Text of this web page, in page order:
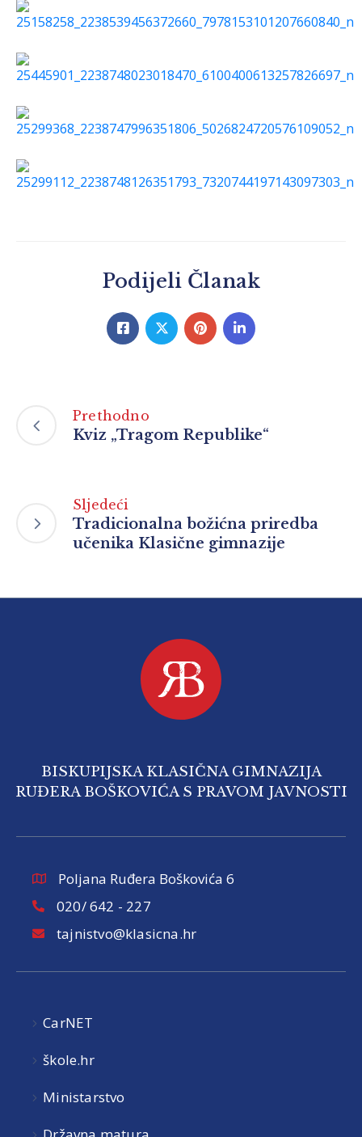
Podijeli Članak
Prethodno
Kviz „Tragom Republike“
Sljedeći
Tradicionalna božićna priredba
učenika Klasične gimnazije
BISKUPIJSKA KLASIČNA GIMNAZIJA
RUĐERA BOŠKOVIĆA S PRAVOM JAVNOSTI
Poljana Ruđera Boškovića 6
020/ 642 - 227
tajnistvo@klasicna.hr
CarNET
škole.hr
Ministarstvo